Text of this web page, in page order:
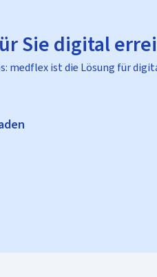
Sie digital
medflex ist die Lösung für